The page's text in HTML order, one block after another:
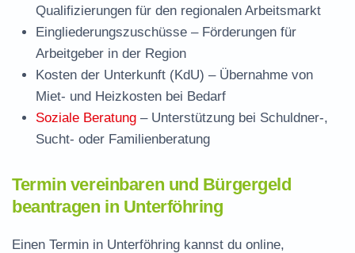
Qualifizierungen für den regionalen Arbeitsmarkt
Eingliederungszuschüsse – Förderungen für
Arbeitgeber in der Region
Kosten der Unterkunft (KdU) – Übernahme von
Miet- und Heizkosten bei Bedarf
Soziale Beratung – Unterstützung bei Schuldner-,
Sucht- oder Familienberatung
Termin vereinbaren und Bürgergeld
beantragen in Unterföhring
Einen Termin in Unterföhring kannst du online,